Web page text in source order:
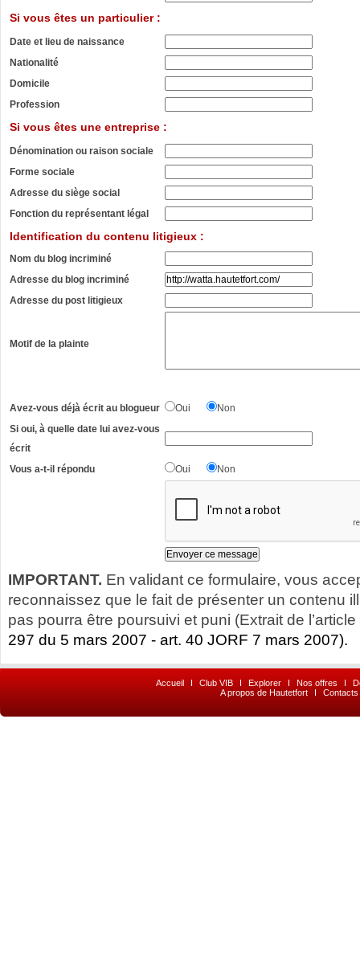
Si vous êtes un particulier :
Date et lieu de naissance
Nationalité
Domicile
Profession
Si vous êtes une entreprise :
Dénomination ou raison sociale
Forme sociale
Adresse du siège social
Fonction du représentant légal
Identification du contenu litigieux :
Nom du blog incriminé
Adresse du blog incriminé
Adresse du post litigieux
Motif de la plainte
Avez-vous déjà écrit au blogueur Oui
Non
Si oui, à quelle date lui avez-vous
écrit
Vous a-t-il répondu
Oui Non
IMPORTANT. En validant ce formulaire, vous
reconnaissez que le fait de présenter un contenu
pas pourra être poursuivi et puni (Extrait de
297 du 5 mars 2007 - art. 40 JORF 7 mars 2007).
Accueil I Club VIB I Explorer I Nos offres I
A propos de Hautetfort
I Contacts